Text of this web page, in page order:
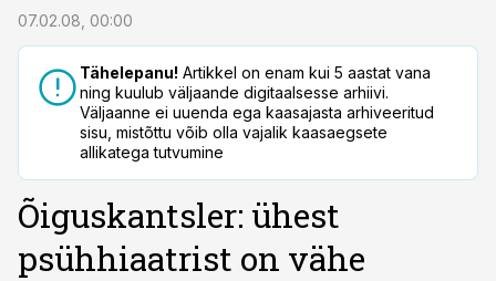
07.02.08, 00:00
Tähelepanu! Artikkel on enam kui 5 aastat vana
ning kuulub väljaande digitaalsesse arhiivi.
Väljaanne ei uuenda ega kaasajasta arhiveeritud
sisu, mistõttu võib olla vajalik kaasaegsete
allikatega tutvumine
Õiguskantsler: ühest
psühhiaatrist on vähe